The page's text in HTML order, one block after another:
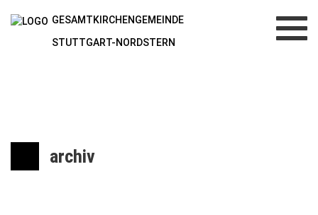
GESAMTKIRCHENGEMEINDE
STUTTGART-NORDSTERN
archiv